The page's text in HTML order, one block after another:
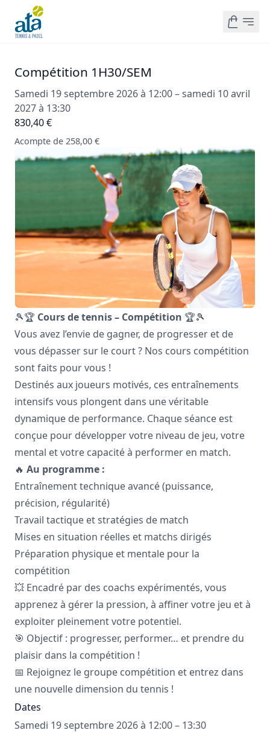
Compétition 1H30/SEM
Samedi 19 septembre 2026 à 12:00 – samedi 10 avril
2027 à 13:30
830,40 €
Acompte de 258,00 €
🎾🏆 Cours de tennis – Compétition 🏆🎾
Vous avez l’envie de gagner, de progresser et de
vous dépasser sur le court ? Nos cours compétition
sont faits pour vous !
Destinés aux joueurs motivés, ces entraînements
intensifs vous plongent dans une véritable
dynamique de performance. Chaque séance est
conçue pour développer votre niveau de jeu, votre
mental et votre capacité à performer en match.
🔥 Au programme :
Entraînement technique avancé (puissance,
précision, régularité)
Travail tactique et stratégies de match
Mises en situation réelles et matchs dirigés
Préparation physique et mentale pour la
compétition
💥 Encadré par des coachs expérimentés, vous
apprenez à gérer la pression, à affiner votre jeu et à
exploiter pleinement votre potentiel.
🎯 Objectif : progresser, performer… et prendre du
plaisir dans la compétition !
📅 Rejoignez le groupe compétition et entrez dans
une nouvelle dimension du tennis !
Dates
Samedi 19 septembre 2026 à 12:00 – 13:30